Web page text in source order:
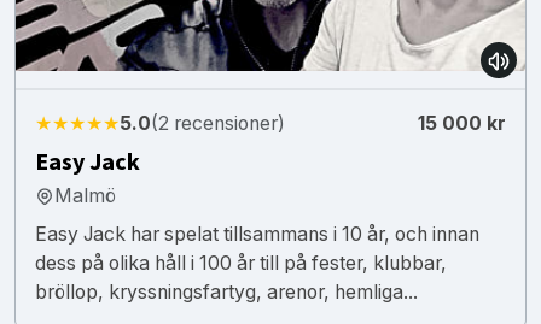
★★★★★5.0(2 recensioner) 15 000 kr
Easy Jack
Malmö
Easy Jack har spelat tillsammans i 10 år, och innan
dess på olika håll i 100 år till på fester, klubbar,
bröllop, kryssningsfartyg, arenor, hemliga...